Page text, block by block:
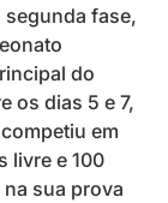
segunda fase,
do
os dias 5 e 7,
em
livre e 100
sua prova